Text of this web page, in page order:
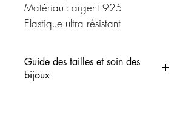
Matériau : argent 925
Elastique ultra résistant
©MEG création
Guide des tailles et soin des
bijoux